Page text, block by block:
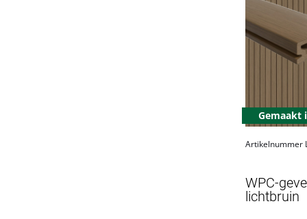
Gemaakt
Artikelnummer
WPC-
lichtbruin